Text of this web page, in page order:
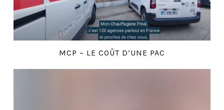
MCP – LE COÛT D’UNE PAC